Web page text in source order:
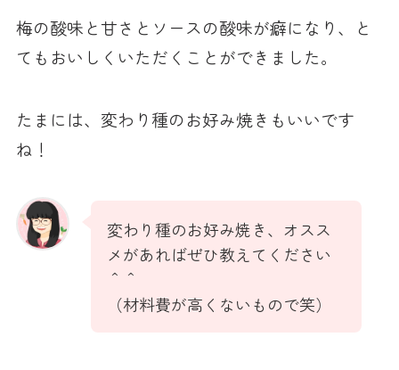
梅の酸味と甘さとソースの酸味が癖になり、と
てもおいしくいただくことができました。
たまには、変わり種のお好み焼きもいいです
ね！
変わり種のお好み焼き、オスス
メがあればぜひ教えてください
＾＾
（材料費が高くないもので笑）